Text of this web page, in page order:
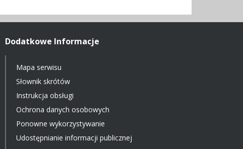
Dodatkowe Informacje
Mapa serwisu
Słownik skrótów
Instrukcja obsługi
Ochrona danych osobowych
Ponowne wykorzystywanie
Udostępnianie informacji publicznej